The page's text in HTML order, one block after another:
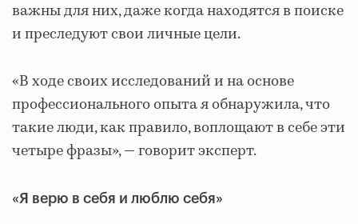
важны для них, даже когда находятся в поиске
и преследуют свои личные цели.
«В ходе своих исследований и на основе
профессионального опыта я обнаружила, что
такие люди, как правило, воплощают в себе эти
четыре фразы», — говорит эксперт.
«Я верю в себя и люблю себя»